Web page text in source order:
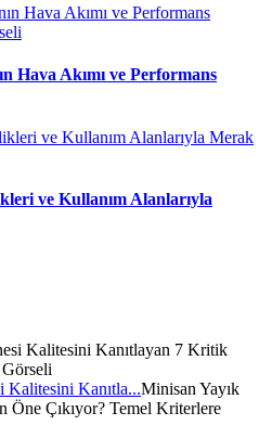
Hava Akımı ve Performans
ve Kullanım Alanlarıyla
Kalitesini Kanıtla...Minisan Yayık
Öne Çıkıyor? Temel Kriterlere